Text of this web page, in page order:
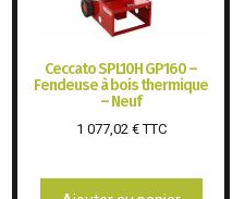
Ceccato SPL10H GP160 –
Fendeuse à bois thermique
– Neuf
1 077,02 €TTC